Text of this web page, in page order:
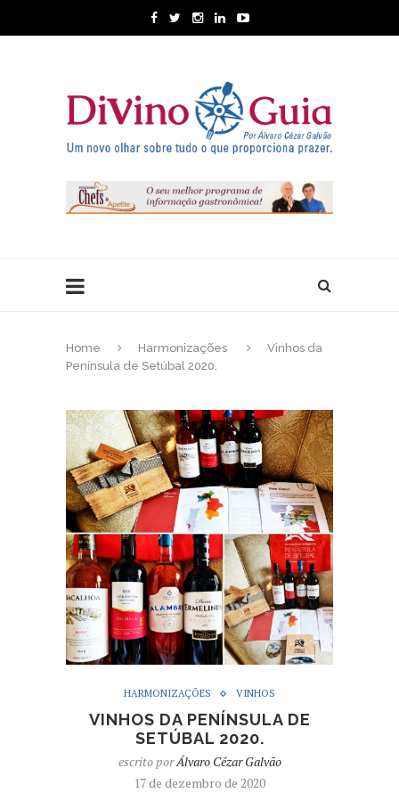
Home Harmonizações
Vinhos da
Península de Setúbal 2020.
HARMONIZAÇÕES VINHOS
VINHOS DA PENÍNSULA DE
SETÚBAL 2020.
escrito porÁlvaro Cézar Galvão
17 de dezembro de 2020